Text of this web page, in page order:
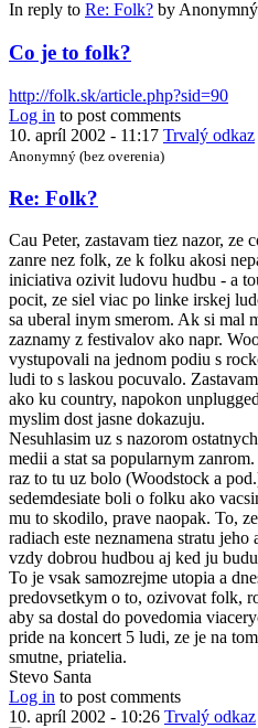
In reply to Re: Folk? by
Co je to folk?
http://folk.sk/article.php?sid=90
Log in to post comments
10. apríl 2002 - 11:17 Trvalý odkaz
Anonymný (bez overenia)
Re: Folk?
Cau Peter, zastavam tiez nazor, ze
zanre nez folk, ze k folku akosi
iniciativa ozivit ludovu hudbu - a
pocit, ze siel viac po linke irskej
sa uberal inym smerom. Ak si mal
zaznamy z festivalov ako napr.
vystupovali na jednom podiu s
ludi to s laskou pocuvalo.
ako ku country, napokon
myslim dost jasne dokazuju.
Nesuhlasim uz s nazorom
medii a stat sa popularnym
raz to tu uz bolo (Woodstock a
sedemdesiate boli o folku ako
mu to skodilo, prave naopak. To,
radiach este neznamena stratu
vzdy dobrou hudbou aj ked ju
To je vsak samozrejme utopia a
predovsetkym o to, ozivovat folk,
aby sa dostal do povedomia
pride na koncert 5 ludi, ze je na
smutne, priatelia.
Stevo Santa
Log in to post comments
10. apríl 2002 - 10:26 Trvalý odkaz